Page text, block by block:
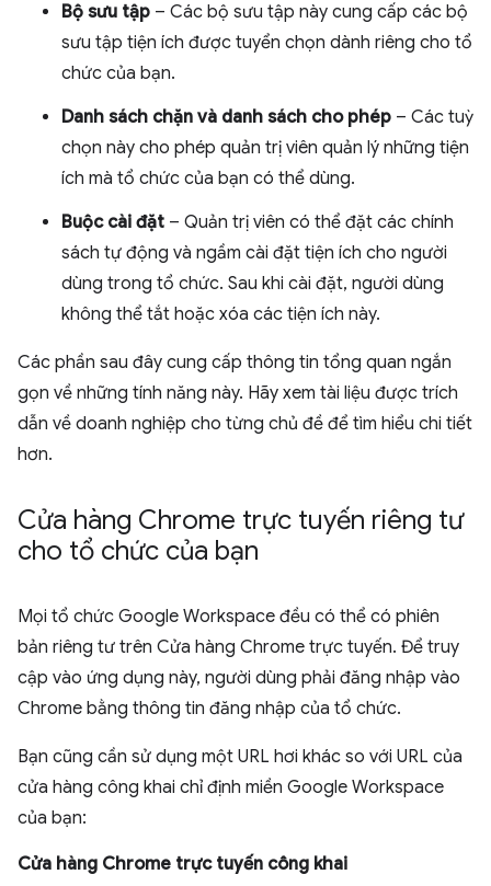
Bộ sưu tập – Các bộ sưu tập này cung cấp các bộ
sưu tập tiện ích được tuyển chọn dành riêng cho tổ
chức của bạn.
Danh sách chặn và danh sách cho phép – Các tuỳ
chọn này cho phép quản trị viên quản lý những tiện
ích mà tổ chức của bạn có thể dùng.
Buộc cài đặt – Quản trị viên có thể đặt các chính
sách tự động và ngầm cài đặt tiện ích cho người
dùng trong tổ chức. Sau khi cài đặt, người dùng
không thể tắt hoặc xóa các tiện ích này.
Các phần sau đây cung cấp thông tin tổng quan ngắn
gọn về những tính năng này. Hãy xem tài liệu được trích
dẫn về doanh nghiệp cho từng chủ đề để tìm hiểu chi tiết
hơn.
Cửa hàng Chrome trực tuyến riêng tư
cho tổ chức của bạn
Mọi tổ chức Google Workspace đều có thể có phiên
bản riêng tư trên Cửa hàng Chrome trực tuyến. Để truy
cập vào ứng dụng này, người dùng phải đăng nhập vào
Chrome bằng thông tin đăng nhập của tổ chức.
Bạn cũng cần sử dụng một URL hơi khác so với URL của
cửa hàng công khai chỉ định miền Google Workspace
của bạn:
Cửa hàng Chrome trực tuyến công khai